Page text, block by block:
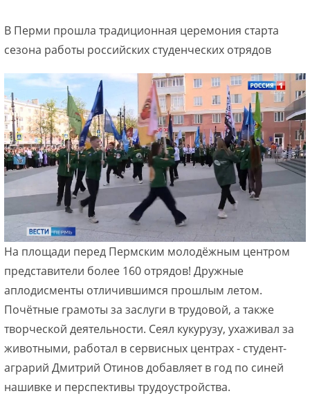
В Перми прошла традиционная церемония старта
сезона работы российских студенческих отрядов
На площади перед Пермским молодёжным центром
представители более 160 отрядов! Дружные
аплодисменты отличившимся прошлым летом.
Почётные грамоты за заслуги в трудовой, а также
творческой деятельности. Сеял кукурузу, ухаживал за
животными, работал в сервисных центрах - студент-
аграрий Дмитрий Отинов добавляет в год по синей
нашивке и перспективы трудоустройства.